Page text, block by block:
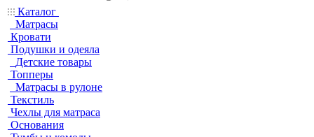
Каталог
Матрасы
Кровати
Подушки и одеяла
Детские товары
Топперы
Матрасы в рулоне
Текстиль
Чехлы для матраса
Основания